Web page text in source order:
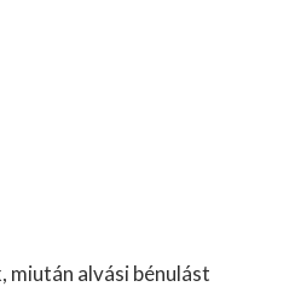
miután alvási bénulást